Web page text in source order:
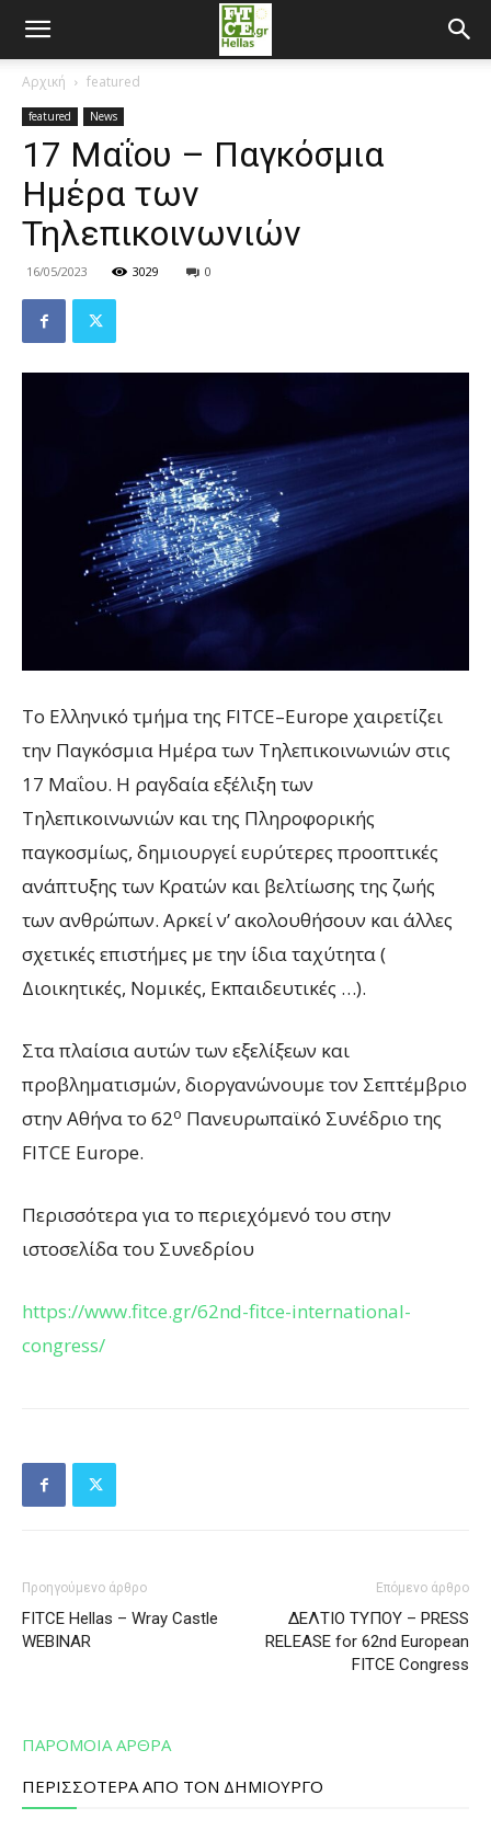
Αρχική featured
featured News
17 Μαΐου – Παγκόσμια
Ημέρα των
Τηλεπικοινωνιών
16/05/2023 3029 0
Το Ελληνικό τμήμα της FITCE–Europe χαιρετίζει
την Παγκόσμια Ημέρα των Τηλεπικοινωνιών στις
17 Μαΐου. Η ραγδαία εξέλιξη των
Τηλεπικοινωνιών και της Πληροφορικής
παγκοσμίως, δημιουργεί ευρύτερες προοπτικές
ανάπτυξης των Κρατών και βελτίωσης της ζωής
των ανθρώπων. Αρκεί ν’ ακολουθήσουν και άλλες
σχετικές επιστήμες με την ίδια ταχύτητα (
Διοικητικές, Νομικές, Εκπαιδευτικές …).
Στα πλαίσια αυτών των εξελίξεων και
προβληματισμών, διοργανώνουμε τον Σεπτέμβριο
στην Αθήνα το 62ο Πανευρωπαϊκό Συνέδριο της
FITCE Europe.
Περισσότερα για το περιεχόμενό του στην
ιστοσελίδα του Συνεδρίου
https://www.fitce.gr/62nd-fitce-international-
congress/
Προηγούμενο άρθρο
FITCE Hellas – Wray Castle
WEBINAR
Επόμενο άρθρο
ΔΕΛΤΙΟ ΤΥΠΟΥ – PRESS
RELEASE for 62nd European
FITCE Congress
ΠΑΡΟΜΟΙΑ ΑΡΘΡΑ
ΠΕΡΙΣΣΟΤΕΡΑ ΑΠΟ ΤΟΝ ΔΗΜΙΟΥΡΓΟ